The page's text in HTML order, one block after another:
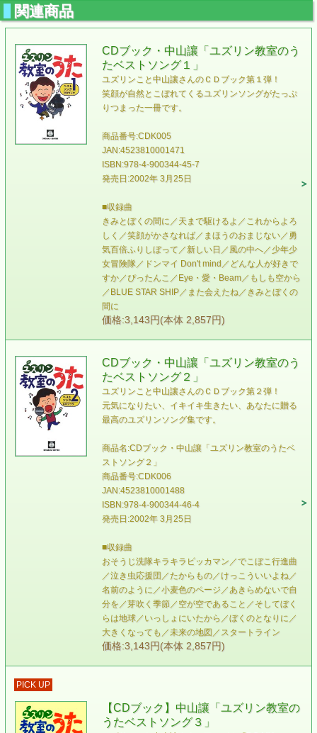
関連商品
CDブック・中山讓「ユズリン教室のう
たベストソング１」
ユズリンこと中山讓さんのＣＤブック第１弾！
笑顔が自然とこぼれてくるユズリンソングがたっぷ
りつまった一冊です。
商品番号:CDK005
JAN:4523810001471
ISBN:978-4-900344-45-7
発売日:2002年 3月25日
■収録曲
きみとぼくの間に／天まで駆けるよ／これからよろ
しく／笑顔がかさなれば／まほうのおまじない／勇
気百倍ふりしぼって／新しい日／風の中へ／少年少
女冒険隊／ドンマイ Don't mind／どんな人が好きで
すか／ぴったんこ／Eye・愛・Beam／もしも空から
／BLUE STAR SHIP／また会えたね／きみとぼくの
間に
価格:3,143円(本体 2,857円)
CDブック・中山讓「ユズリン教室のう
たベストソング２」
ユズリンこと中山讓さんのＣＤブック第２弾！
元気になりたい、イキイキ生きたい、あなたに贈る
最高のユズリンソング集です。
商品名:CDブック・中山讓「ユズリン教室のうたベ
ストソング２」
商品番号:CDK006
JAN:4523810001488
ISBN:978-4-900344-46-4
発売日:2002年 3月25日
■収録曲
おそうじ洗隊キラキラピッカマン／でこぼこ行進曲
／泣き虫応援団／たからもの／けっこういいよね／
名前のように／小麦色のページ／あきらめないで自
分を／芽吹く季節／空が空であること／そしてぼく
らは地球／いっしょにいたから／ぼくのとなりに／
大きくなっても／未来の地図／スタートライン
価格:3,143円(本体 2,857円)
PICK UP
【CDブック】中山讓「ユズリン教室の
うたベストソング３」